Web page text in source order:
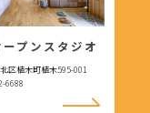
プンスタジオ
区植木町植木595-001
6688